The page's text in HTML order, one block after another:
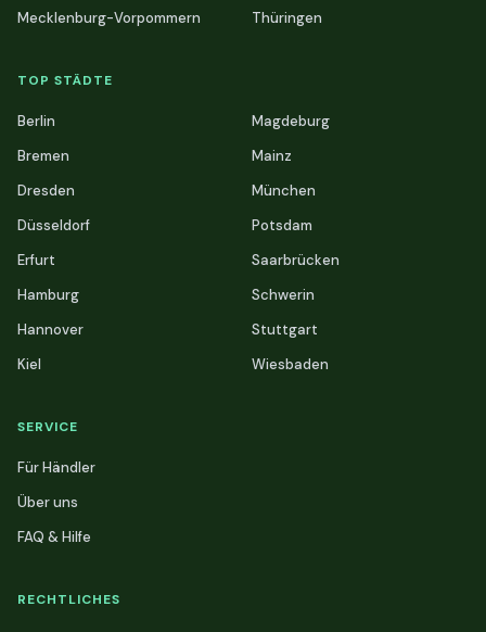
Mecklenburg-Vorpommern
Thüringen
TOP STÄDTE
Berlin
Bremen
Dresden
Düsseldorf
Erfurt
Hamburg
Hannover
Kiel
Magdeburg
Mainz
München
Potsdam
Saarbrücken
Schwerin
Stuttgart
Wiesbaden
SERVICE
Für Händler
Über uns
FAQ & Hilfe
RECHTLICHES